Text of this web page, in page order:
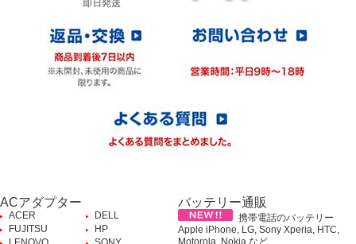
ACアダプター
ACER
DELL
FUJITSU
HP
バッテリー通販
携帯電話のバッテリー
Apple iPhone, LG, Sony Xperia, HTC,